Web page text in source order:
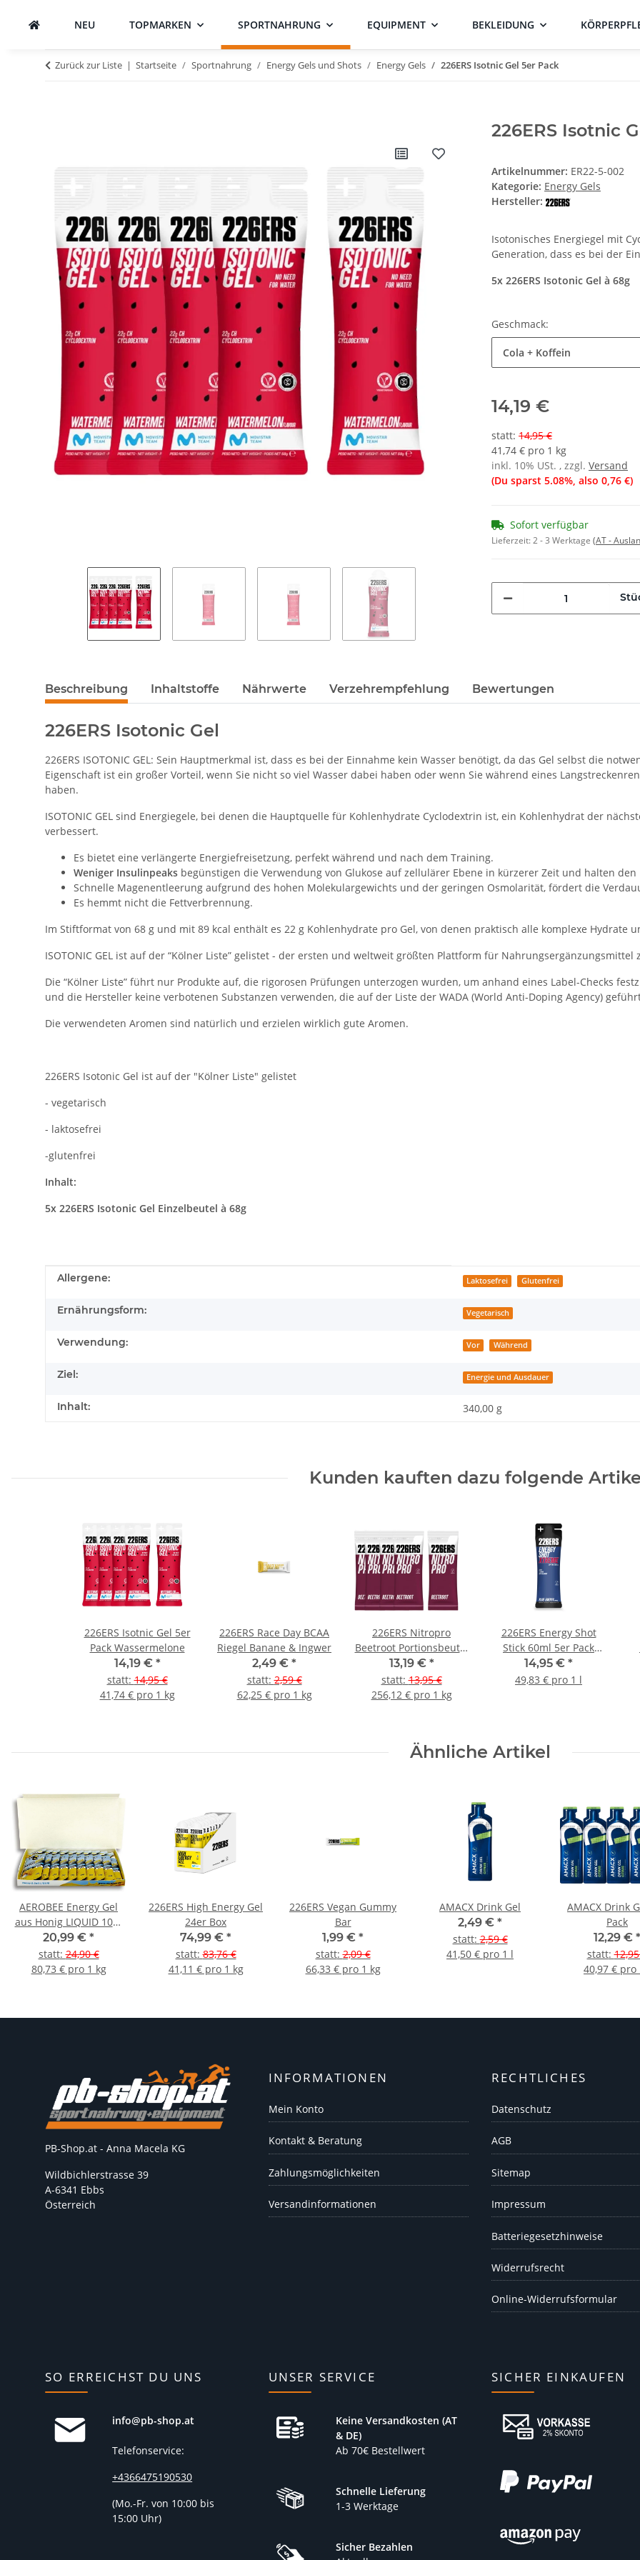
NEU TOPMARKEN SPORTNAHRUNG EQUIPMENT BEKLEIDUNG
Zurück zur Liste Startseite Sportnahrung Energy Gels und Shots Energy Gels 226ERS Isotnic Gel 5er Pack
226ERS Isotnic
Artikelnummer: ER22-5-002
Kategorie: Energy Gels
Hersteller:
Isotonisches Energiegel mit
Generation, dass es bei der
5x 226ERS Isotonic Gel à 68g
Geschmack:
Cola + Koffein
14,19 €
statt: 14,95 €
41,74 € pro 1 kg
inkl. 10% USt. , zzgl. Versand
(Du sparst 5.08%, also 0,76 €)
Sofort verfügbar
Lieferzeit:2 - 3 Werktage (AT -
Beschreibung Inhaltstoffe Nährwerte Verzehrempfehlung Bewertungen
226ERS Isotonic Gel
226ERS ISOTONIC GEL: Sein Hauptmerkmal ist, dass es bei der Einnahme kein Wasser benötigt, da das Gel selbst die
Eigenschaft ist ein großer Vorteil, wenn Sie nicht so viel Wasser dabei haben oder wenn Sie während eines
haben.
ISOTONIC GEL sind Energiegele, bei denen die Hauptquelle für Kohlenhydrate Cyclodextrin ist, ein Kohlenhydrat der
verbessert.
Es bietet eine verlängerte Energiefreisetzung, perfekt während und nach dem Training.
Weniger Insulinpeaks begünstigen die Verwendung von Glukose auf zellulärer Ebene in kürzerer Zeit und halten
Schnelle Magenentleerung aufgrund des hohen Molekulargewichts und der geringen Osmolarität, fördert die
Es hemmt nicht die Fettverbrennung.
Im Stiftformat von 68 g und mit 89 kcal enthält es 22 g Kohlenhydrate pro Gel, von denen praktisch alle komplexe Hydrate
ISOTONIC GEL ist auf der “Kölner Liste” gelistet - der ersten und weltweit größten Plattform für
Die “Kölner Liste” führt nur Produkte auf, die rigorosen Prüfungen unterzogen wurden, um anhand eines Label-Checks
und die Hersteller keine verbotenen Substanzen verwenden, die auf der Liste der WADA (World Anti-Doping Agency)
Die verwendeten Aromen sind natürlich und erzielen wirklich gute Aromen.
226ERS Isotonic Gel ist auf der "Kölner Liste" gelistet
- vegetarisch
- laktosefrei
-glutenfrei
Inhalt:
5x 226ERS Isotonic Gel Einzelbeutel à 68g
Produkteigenschaft
Wert
Allergene: Laktosefrei Glutenfrei
Ernährungsform: Vegetarisch
Verwendung: Vor Während
Ziel: Energie und Ausdauer
Inhalt: 340,00 g
Kunden kauften dazu folgende
226ERS Isotnic Gel 5er
Pack Wassermelone
14,19 € *
statt:14,95 €
41,74 € pro 1 kg
226ERS Race Day BCAA
Riegel Banane & Ingwer
2,49 € *
statt:2,59 €
62,25 € pro 1 kg
226ERS Nitropro
Beetroot Portionsbeutel
5er Pack
13,19 € *
statt:13,95 €
256,12 € pro 1 kg
226ERS Energy Shot
Stick 60ml 5er Pack
Xtreme Blue
Energy+Koffein
14,95 € *
49,83 € pro 1 l
Ähnliche Artikel
AEROBEE Energy Gel
aus Honig LIQUID 10er
Box
20,99 € *
statt:24,90 €
80,73 € pro 1 kg
226ERS High Energy Gel
24er Box
74,99 € *
statt:83,76 €
41,11 € pro 1 kg
226ERS Vegan Gummy
Bar
1,99 € *
statt:2,09 €
66,33 € pro 1 kg
AMACX Drink Gel
2,49 € *
statt:2,59 €
41,50 € pro 1 l
AMACX Drink Gel
Pack
12,29 € *
statt:
40,97 € pro
PB-Shop.at - Anna Macela KG
Wildbichlerstrasse 39
A-6341 Ebbs
Österreich
INFORMATIONEN
Mein Konto
Kontakt & Beratung
Zahlungsmöglichkeiten
Versandinformationen
RECHTLICHES
Datenschutz
AGB
Sitemap
Impressum
Batteriegesetzhinweise
Widerrufsrecht
Online-Widerrufsformular
SO ERREICHST DU UNS
info@pb-shop.at
Telefonservice:
+4366475190530
(Mo.-Fr. von 10:00 bis
15:00 Uhr)
UNSER SERVICE
Keine Versandkosten (AT
& DE)
Ab 70€ Bestellwert
Schnelle Lieferung
1-3 Werktage
Sicher Bezahlen
SICHER EINKAUFEN